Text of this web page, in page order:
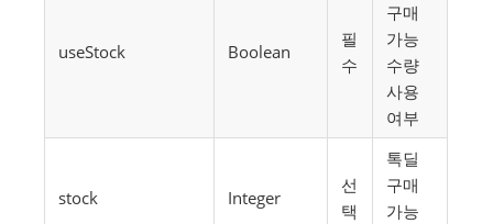
useStock Boolean
필
수
구매
가능
수량
사용
여부
stock Integer
선
택
톡딜
구매
가능